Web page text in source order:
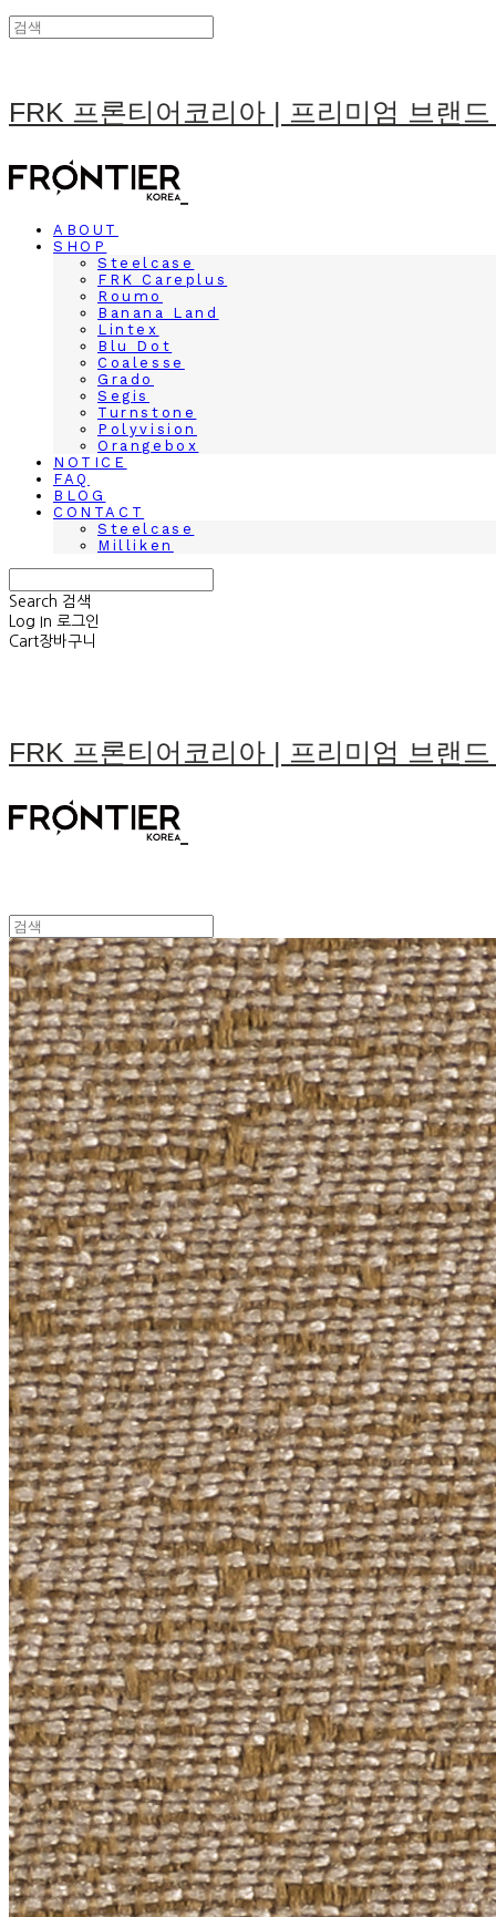
FRK 프론티어코리아 | 프리미엄 브랜
ABOUT
SHOP
Steelcase
FRK Careplus
Roumo
Banana Land
Lintex
Blu Dot
Coalesse
Grado
Segis
Turnstone
Polyvision
Orangebox
NOTICE
FAQ
BLOG
CONTACT
Steelcase
Milliken
Search 검색
Log In 로그인
Cart장바구니
FRK 프론티어코리아 | 프리미엄 브랜